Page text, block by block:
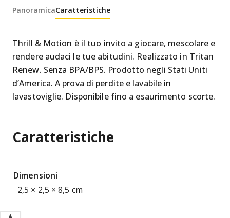
PanoramicaCaratteristiche
Thrill & Motion è il tuo invito a giocare, mescolare e
rendere audaci le tue abitudini. Realizzato in Tritan
Renew. Senza BPA/BPS. Prodotto negli Stati Uniti
d’America. A prova di perdite e lavabile in
lavastoviglie. Disponibile fino a esaurimento scorte.
Caratteristiche
Dimensioni
2,5 × 2,5 × 8,5 cm